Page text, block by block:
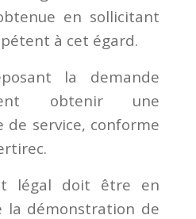
en sollicitant
à cet égard.
la demande
obtenir une
service, conforme
légal doit être en
la démonstration de